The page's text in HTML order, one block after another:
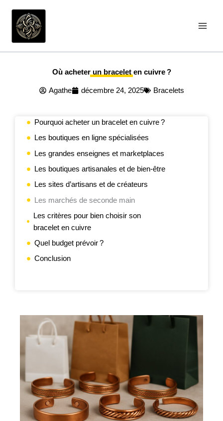
contenu
Où acheter un bracelet en cuivre ?
Agathe décembre 24, 2025 Bracelets
Pourquoi acheter un bracelet en cuivre ?
Les boutiques en ligne spécialisées
Les grandes enseignes et marketplaces
Les boutiques artisanales et de bien-être
Les sites d’artisans et de créateurs
Les marchés de seconde main
Les critères pour bien choisir son
bracelet en cuivre
Quel budget prévoir ?
Conclusion